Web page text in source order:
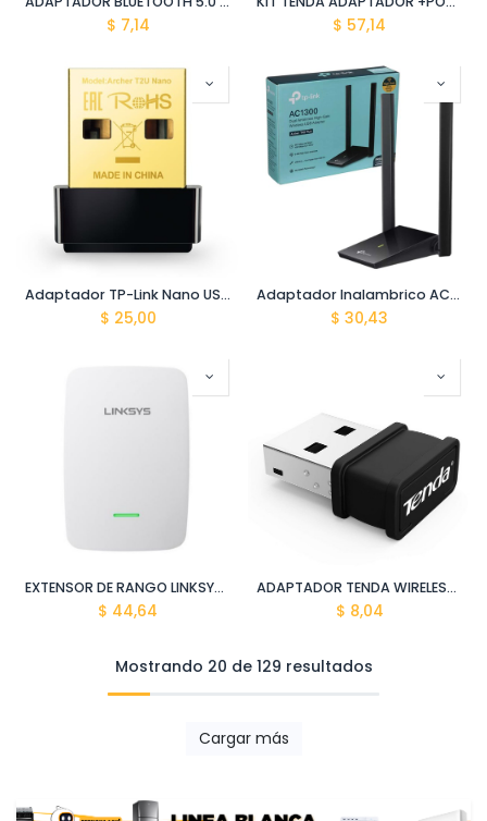
$ 7,14 $ 57,14
Adaptador TP-Link Nano USB Dual Band AC600 ARCHER T2U Nano
$ 25,00
Adaptador Inalambrico AC1300 Dual Antena Archer T4U Plus
$ 30,43
EXTENSOR DE RANGO LINKSYS RE3000W-LA WIRELESS N300
$ 44,64
ADAPTADOR TENDA WIRELESS N150 USB W311MI
$ 8,04
Mostrando 20 de 129 resultados
Cargar más